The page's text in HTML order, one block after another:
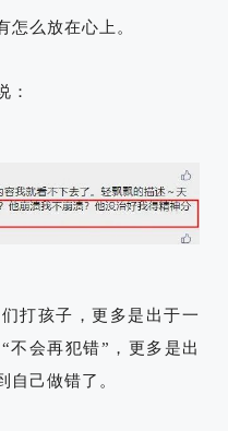
怎么放在心上。
：
打孩子，更多是出于一
不会再犯错”，更多是出
自己做错了。